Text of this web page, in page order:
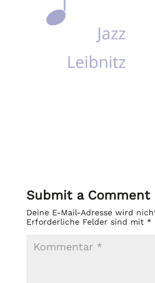
Submit a Comment
Deine E-Mail-Adresse wird
Erforderliche Felder sind mit *